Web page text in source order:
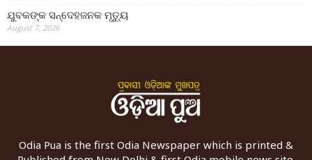
ଯୁବକଙ୍କ ସନ୍ଦେହଜନକ ମୃତ୍ୟୁ
August 7, 2026
Odia Pua is the first Odia Newspaper which is printed &